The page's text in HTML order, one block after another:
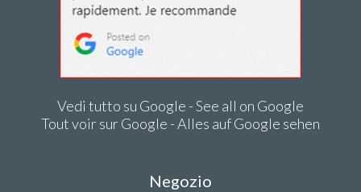
Vedi tutto su Google - See all on Google
Tout voir sur Google - Alles auf Google sehen
Negozio